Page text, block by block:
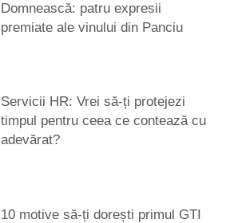
Domnească: patru expresii
premiate ale vinului din Panciu
Servicii HR: Vrei să-ți protejezi
timpul pentru ceea ce contează cu
adevărat?
10 motive să-ți dorești primul GTI